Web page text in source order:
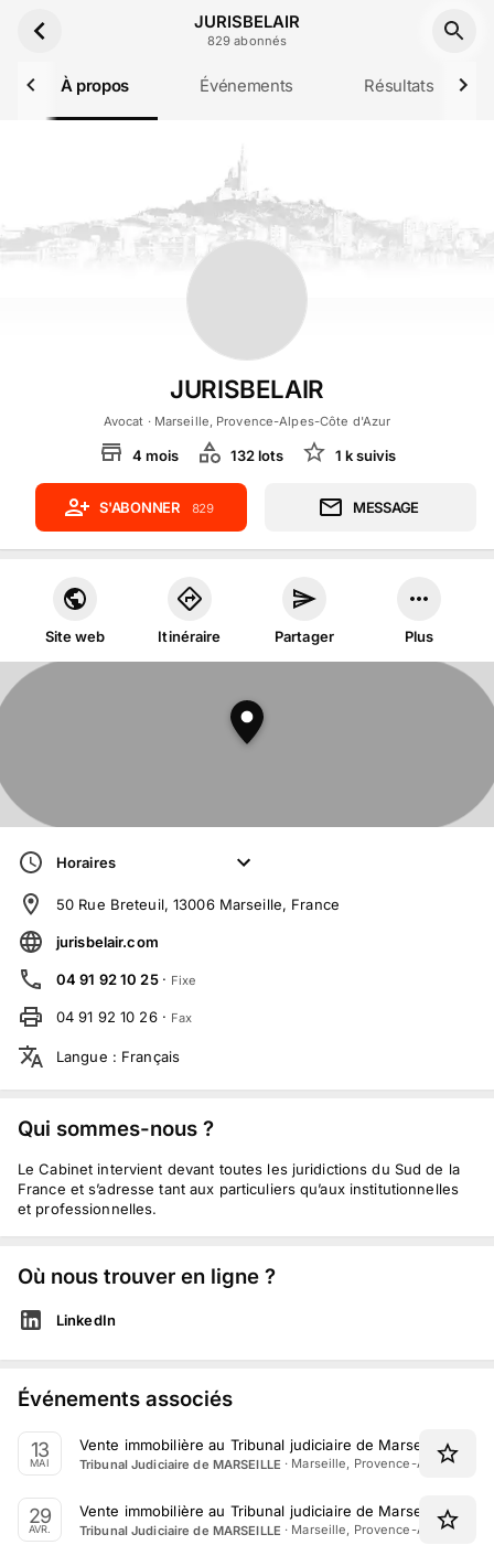
JURISBELAIR
829 abonnés
À propos Événements Résultats
JURISBELAIR
Avocat · Marseille, Provence-Alpes-Côte d'Azur
4 mois 132lots 1 ksuivis
S'ABONNER 829 MESSAGE
Site web Itinéraire Partager Plus
Horaires
50 Rue Breteuil, 13006 Marseille, France
jurisbelair.com
04 91 92 10 25 · Fixe
04 91 92 10 26 · Fax
Langue : Français
Qui sommes-nous ?
Le Cabinet intervient devant toutes les juridictions du Sud de la
France et s’adresse tant aux particuliers qu’aux institutionnelles
et professionnelles.
Où nous trouver en ligne ?
LinkedIn
Événements associés
13
MAI
Vente immobilière au Tribunal judiciaire de Marseille le 13
Tribunal Judiciaire de MARSEILLE · Marseille, Provence-Alpes-Côte
29
AVR.
Vente immobilière au Tribunal judiciaire de Marseille le 29
Tribunal Judiciaire de MARSEILLE · Marseille, Provence-Alpes-Côte